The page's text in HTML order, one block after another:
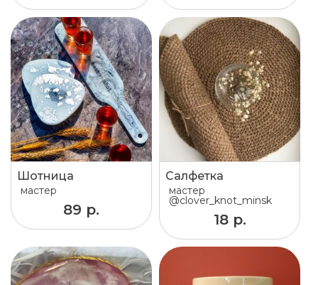
Шотница
мастер
89 р.
Салфетка
мастер
@clover_knot_minsk
18 р.